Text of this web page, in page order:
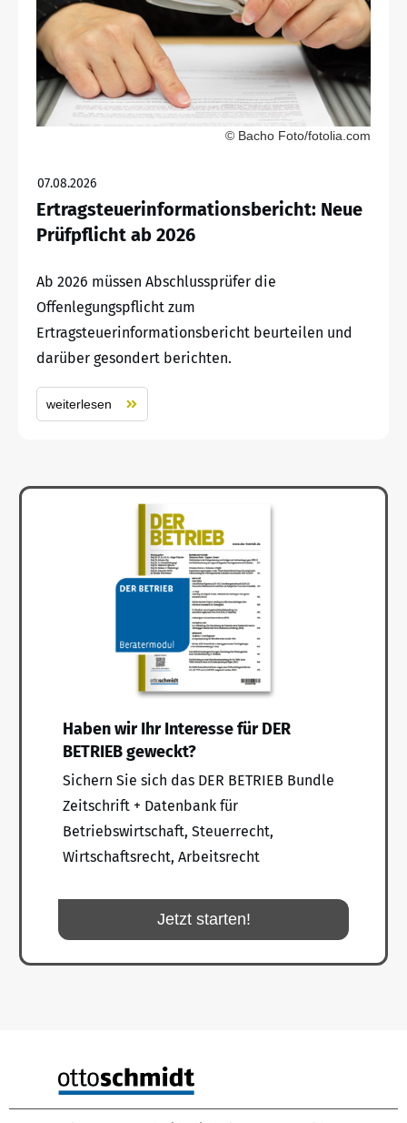
© Bacho Foto/fotolia.com
07.08.2026
Ertragsteuerinformationsbericht: Neue
Prüfpflicht ab 2026
Ab 2026 müssen Abschlussprüfer die
Offenlegungspflicht zum
Ertragsteuerinformationsbericht beurteilen und
darüber gesondert berichten.
weiterlesen
Haben wir Ihr Interesse für DER
BETRIEB geweckt?
Sichern Sie sich das DER BETRIEB Bundle
Zeitschrift + Datenbank für
Betriebswirtschaft, Steuerrecht,
Wirtschaftsrecht, Arbeitsrecht
Jetzt starten!